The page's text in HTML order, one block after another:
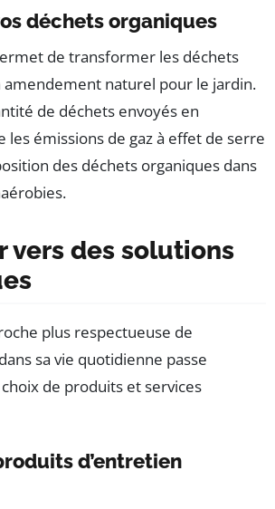
déchets organiques
de transformer les déchets
amendement naturel pour le jardin.
de déchets envoyés en
les émissions de gaz à effet de serre
des déchets organiques dans
vers des solutions
plus respectueuse de
sa vie quotidienne passe
de produits et services
d’entretien